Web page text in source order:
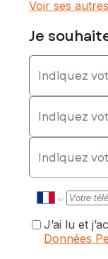
Voir ses
Je
Indiquez votre
Indiquez votre
E-mail
J’ai lu et
Données